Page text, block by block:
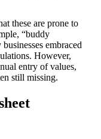
these are prone to
“buddy
embraced
However,
entry of values,
still missing.